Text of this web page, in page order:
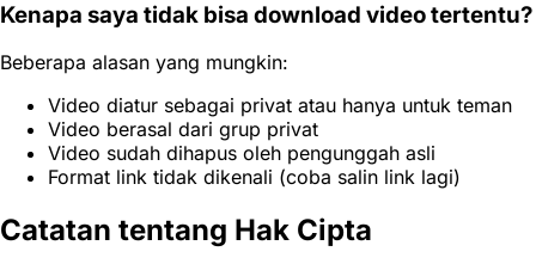
Kenapa saya tidak bisa download video tertentu?
Beberapa alasan yang mungkin:
Video diatur sebagai privat atau hanya untuk teman
Video berasal dari grup privat
Video sudah dihapus oleh pengunggah asli
Format link tidak dikenali (coba salin link lagi)
Catatan tentang Hak Cipta